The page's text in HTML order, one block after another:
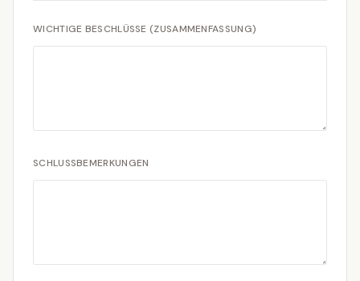
WICHTIGE BESCHLÜSSE (ZUSAMMENFASSUNG)
SCHLUSSBEMERKUNGEN